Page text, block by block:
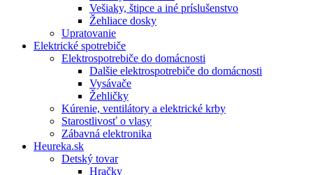
Vešiaky, štipce a iné príslušenstvo
Žehliace dosky
Upratovanie
Elektrické spotrebiče
Elektrospotrebiče do domácnosti
Dalšie elektrospotrebiče do domácnosti
Vysávače
Žehličky
Kúrenie, ventilátory a elektrické krby
Starostlivosť o vlasy
Zábavná elektronika
Heureka.sk
Detský tovar
Hračky